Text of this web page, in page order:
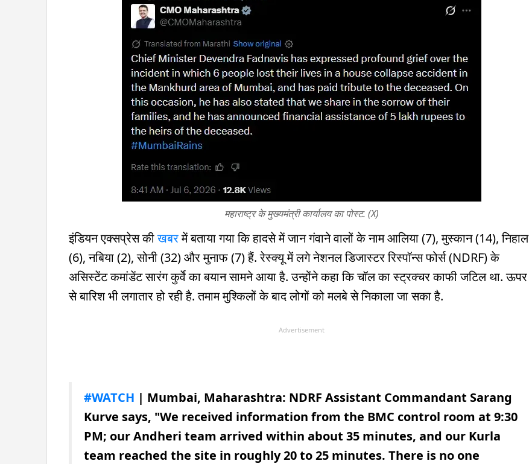
महाराष्ट्र के मुख्यमंत्री कार्यालय का पोस्ट. (X)
इंडियन एक्सप्रेस कीखबरमें बताया गया कि हादसे में जान गंवाने वालों के नाम आलिया (7), मुस्कान (14), निहाल
(6), नबिया (2), सोनी (32) और मुनाफ (7) हैं. रेस्क्यू में लगे नेशनल डिजास्टर रिस्पॉन्स फोर्स (NDRF) के
असिस्टेंट कमांडेंट सारंग कुर्वे का बयान सामने आया है. उन्होंने कहा कि चॉल का स्ट्रक्चर काफी जटिल था. ऊपर
से बारिश भी लगातार हो रही है. तमाम मुश्किलों के बाद लोगों को मलबे से निकाला जा सका है.
Advertisement
#WATCH | Mumbai, Maharashtra: NDRF Assistant Commandant Sarang
Kurve says, "We received information from the BMC control room at 9:30
PM; our Andheri team arrived within about 35 minutes, and our Kurla
team reached the site in roughly 20 to 25 minutes. There is no one